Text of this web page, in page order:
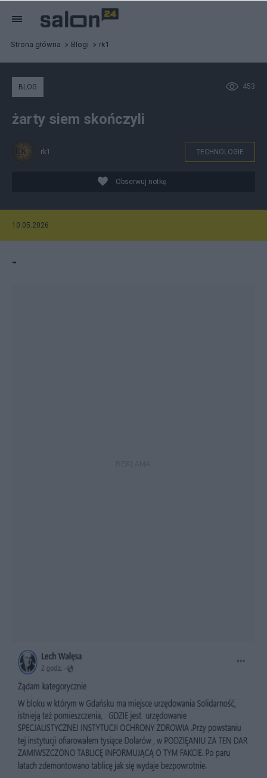
Strona główna Blogi rk1
453
BLOG
żarty siem skończyli
rk1 TECHNOLOGIE
Obserwuj notkę
10.05.2026
-